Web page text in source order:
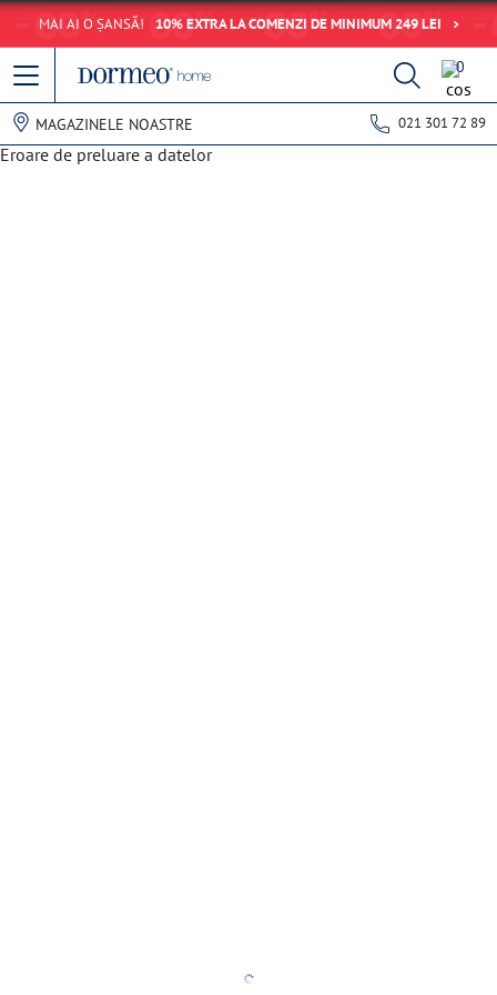
MAI AI O ȘANSĂ! 10% EXTRA LA COMENZI DE MINIMUM 249 LEI
0
MAGAZINELE NOASTRE 021 301 72 89
Eroare de preluare a datelor